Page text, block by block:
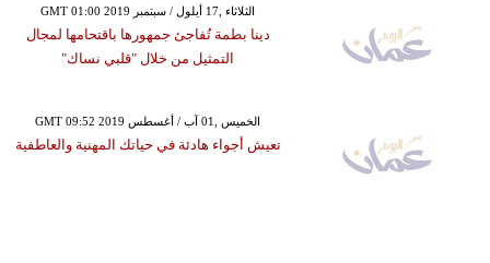
GMT 01:00 2019 الثلاثاء ,17 أيلول / سبتمبر
دينا بطمة تُفاجئ جمهورها باقتحامها لمجال
التمثيل من خلال "قلبي نساك"
GMT 09:52 2019 الخميس ,01 آب / أغسطس
تعيش أجواء هادئة في حياتك المهنية والعاطفية